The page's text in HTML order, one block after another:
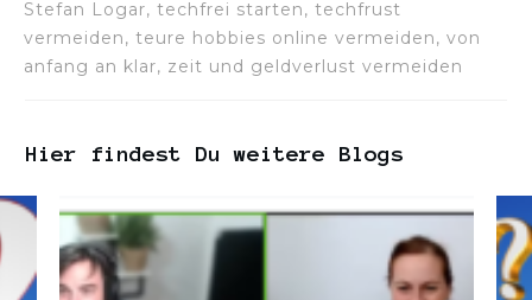
Stefan Logar, techfrei starten, techfrust
vermeiden, teure hobbies online vermeiden, von
anfang an klar, zeit und geldverlust vermeiden
Hier findest Du weitere Blogs